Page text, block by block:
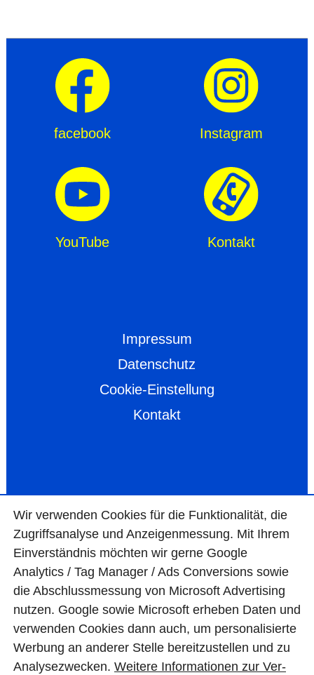
facebook Instagram
YouTube Kontakt
Impressum
Datenschutz
Cookie-Einstellung
Kontakt
Wir ver­wen­den Cookies für die Funktio­na­lität, die
Zugriffs­ana­lyse und Anzei­gen­mes­sung. Mit Ihrem
Ein­ver­ständ­nis möchten wir gerne Google
Analytics / Tag Manager / Ads Con­ver­sions sowie
die Abschluss­mes­sung von Micro­soft Adver­tising
nutzen. Google sowie Micro­soft erheben Daten und
ver­wen­den Cookies dann auch, um perso­nali­sierte
Wer­bung an ande­rer Stelle bereit­zu­stel­len und zu
Ana­lyse­zwecken. Wei­tere Infor­matio­nen zur Ver­